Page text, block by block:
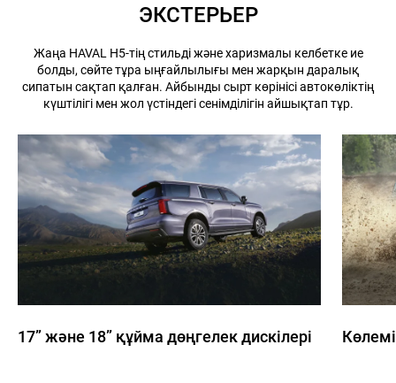
ЭКСТЕРЬЕР
Жаңа HAVAL H5-тің стильді және харизмалы келбетке ие
болды, сөйте тұра ыңғайлылығы мен жарқын даралық
сипатын сақтап қалған. Айбынды сырт көрінісі автокөліктің
күштілігі мен жол үстіндегі сенімділігін айшықтап тұр.
17” және 18” құйма дөңгелек дискілері